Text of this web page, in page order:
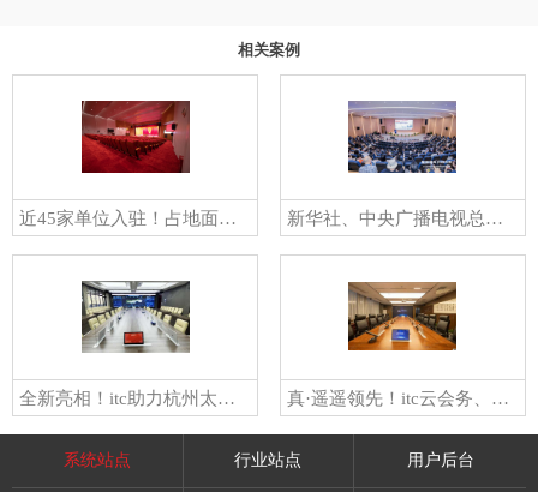
相关案例
近45家单位入驻！占地面积4.4万㎡！itc助力山西丹河新城商务中心人大会议室、报告厅等空间智能化建设！ 新华社、中央广播电视总台等官方媒体报道！itc保伦股份全力保障首届海南自贸港国际科技创新合作论坛圆满举办
全新亮相！itc助力杭州太湖源镇党群服务中心办事大厅、指挥中心、会议厅等多场景全面提档升级！ 真·遥遥领先！itc云会务、LED显示屏、无纸化会议等多款系统助力江苏某大型国企打造一站式智慧会议室
系统站点 行业站点 用户后台